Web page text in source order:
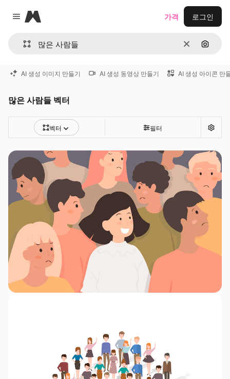
Close menu
Magnific
지우기이미지
가격 로그인
AI 생성 이미지 만들기 AI 생성 동영상 만들기 AI 생성 아이콘 만
많은 사람들 벡터
벡터 필터